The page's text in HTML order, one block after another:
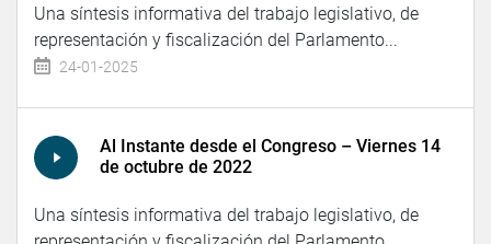
Una síntesis informativa del trabajo legislativo, de
representación y fiscalización del Parlamento...
24-01-2025
Al Instante desde el Congreso – Viernes 14
de octubre de 2022
Una síntesis informativa del trabajo legislativo, de